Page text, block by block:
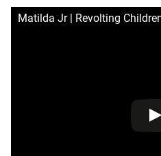
Matilda Jr | Revolting